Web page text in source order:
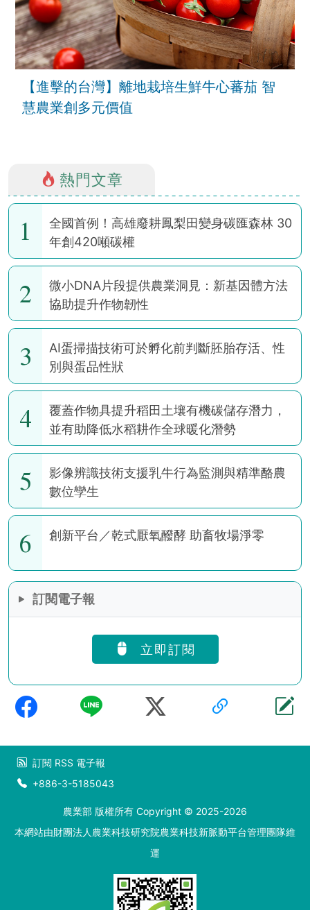
【進擊的台灣】離地栽培生鮮牛心蕃茄 智
慧農業創多元價值
熱門文章
1
全國首例！高雄廢耕鳳梨田變身碳匯森林 30
年創420噸碳權
2
微小DNA片段提供農業洞見：新基因體方法
協助提升作物韌性
3
AI蛋掃描技術可於孵化前判斷胚胎存活、性
別與蛋品性狀
4
覆蓋作物具提升稻田土壤有機碳儲存潛力，
並有助降低水稻耕作全球暖化潛勢
5
影像辨識技術支援乳牛行為監測與精準酪農
數位孿生
6 創新平台／乾式厭氧醱酵 助畜牧場淨零
訂閱電子報
立即訂閱
訂閱 RSS 電子報
+886-3-5185043
農業部 版權所有 Copyright © 2025-2026
本網站由財團法人農業科技研究院農業科技新脈動平台管理團隊維
運